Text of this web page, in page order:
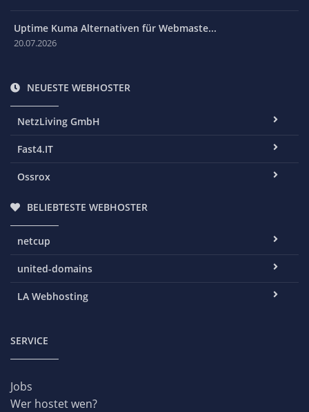
Uptime Kuma Alternativen für Webmaste...
20.07.2026
NEUESTE WEBHOSTER
NetzLiving GmbH
Fast4.IT
Ossrox
BELIEBTESTE WEBHOSTER
netcup
united-domains
LA Webhosting
SERVICE
Jobs
Wer hostet wen?